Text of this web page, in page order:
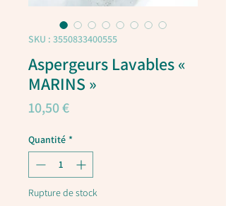
SKU : 3550833400555
Aspergeurs Lavables «
MARINS »
10,50 €Prix
Quantité *
Rupture de stock